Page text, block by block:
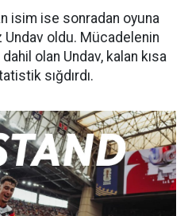
isim ise sonradan oyuna
Undav oldu. Mücadelenin
olan Undav, kalan kısa
sığdırdı.